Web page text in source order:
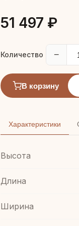
51 497 ₽
Количество −
В корзину
Характеристики
Высота
Длина
Ширина